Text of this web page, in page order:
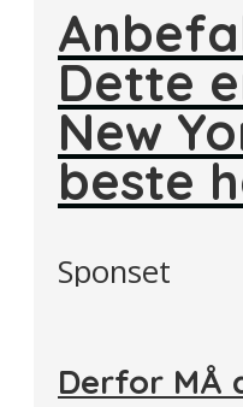
Dette
New
beste
Sponset
Derfor MÅ